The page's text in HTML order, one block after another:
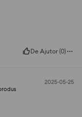
De Ajutor (0)
2025-05-25